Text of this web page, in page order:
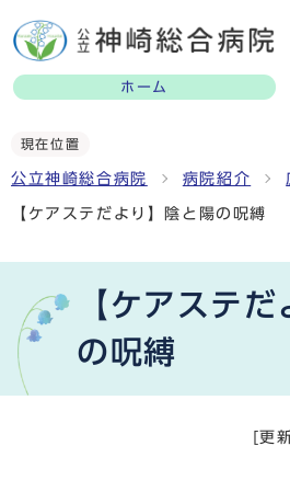
ホーム
現在位置
公立神崎総合病院 病院紹介
【ケアステだより】陰と陽の呪縛
【ケアステ
の呪縛
[更